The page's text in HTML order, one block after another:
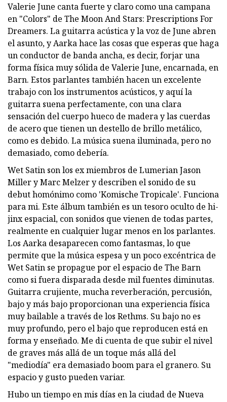
Valerie June canta fuerte y claro como una campana
en "Colors" de The Moon And Stars: Prescriptions For
Dreamers. La guitarra acústica y la voz de June abren
el asunto, y Aarka hace las cosas que esperas que haga
un conductor de banda ancha, es decir, forjar una
forma física muy sólida de Valerie June, encarnada, en
Barn. Estos parlantes también hacen un excelente
trabajo con los instrumentos acústicos, y aquí la
guitarra suena perfectamente, con una clara
sensación del cuerpo hueco de madera y las cuerdas
de acero que tienen un destello de brillo metálico,
como es debido. La música suena iluminada, pero no
demasiado, como debería.
Wet Satin son los ex miembros de Lumerian Jason
Miller y Marc Melzer y describen el sonido de su
debut homónimo como 'Komische Tropicale'. Funciona
para mi. Este álbum también es un tesoro oculto de hi-
jinx espacial, con sonidos que vienen de todas partes,
realmente en cualquier lugar menos en los parlantes.
Los Aarka desaparecen como fantasmas, lo que
permite que la música espesa y un poco excéntrica de
Wet Satin se propague por el espacio de The Barn
como si fuera disparada desde mil fuentes diminutas.
Guitarra crujiente, mucha reverberación, percusión,
bajo y más bajo proporcionan una experiencia física
muy bailable a través de los Rethms. Su bajo no es
muy profundo, pero el bajo que reproducen está en
forma y enseñado. Me di cuenta de que subir el nivel
de graves más allá de un toque más allá del
"mediodía" era demasiado boom para el granero. Su
espacio y gusto pueden variar.
Hubo un tiempo en mis días en la ciudad de Nueva